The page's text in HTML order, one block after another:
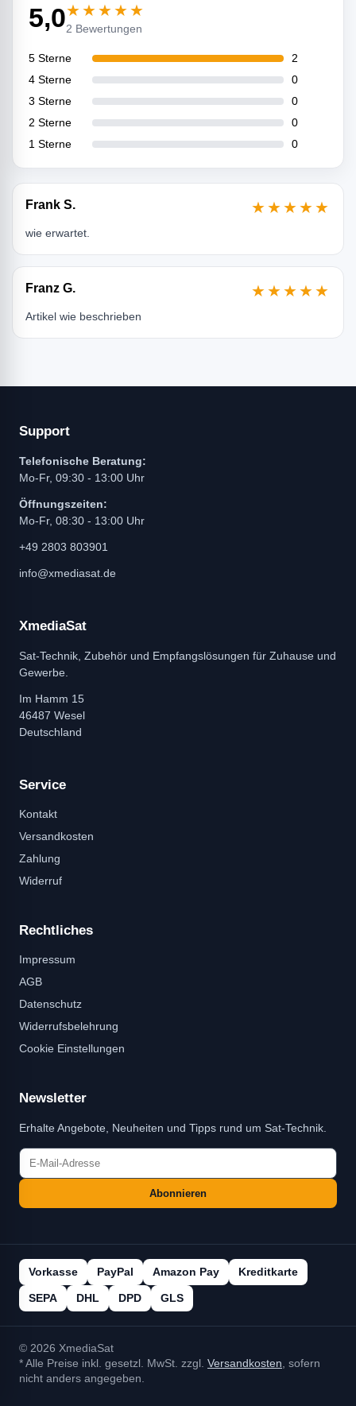
5,0★★★★★
2 Bewertungen
5 Sterne
2
4 Sterne
0
3 Sterne
0
2 Sterne
0
1 Sterne
0
Frank S. ★★★★★
wie erwartet.
Franz G. ★★★★★
Artikel wie beschrieben
Support
Telefonische Beratung:
Mo-Fr, 09:30 - 13:00 Uhr
Öffnungszeiten:
Mo-Fr, 08:30 - 13:00 Uhr
+49 2803 803901
info@xmediasat.de
XmediaSat
Sat-Technik, Zubehör und Empfangslösungen für Zuhause und
Gewerbe.
Im Hamm 15
46487 Wesel
Deutschland
Service
Kontakt
Versandkosten
Zahlung
Widerruf
Rechtliches
Impressum
AGB
Datenschutz
Widerrufsbelehrung
Cookie Einstellungen
Newsletter
Erhalte Angebote, Neuheiten und Tipps rund um Sat-Technik.
Abonnieren
Vorkasse PayPal Amazon Pay Kreditkarte
SEPA DHL DPD GLS
© 2026 XmediaSat
* Alle Preise inkl. gesetzl. MwSt. zzgl. Versandkosten , sofern
nicht anders angegeben.